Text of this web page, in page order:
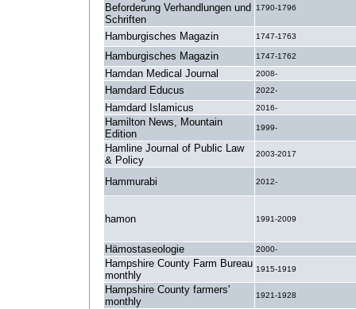
Beforderung Verhandlungen und
Schriften
1790-1796
Hamburgisches Magazin 1747-1763
Hamburgisches Magazin 1747-1762
Hamdan Medical Journal 2008-
Hamdard Educus 2022-
Hamdard Islamicus 2016-
Hamilton News, Mountain
Edition
1999-
Hamline Journal of Public Law
& Policy
2003-2017
Hammurabi 2012-
hamon 1991-2009
Hämostaseologie 2000-
Hampshire County Farm Bureau
monthly
1915-1919
Hampshire County farmers'
monthly
1921-1928